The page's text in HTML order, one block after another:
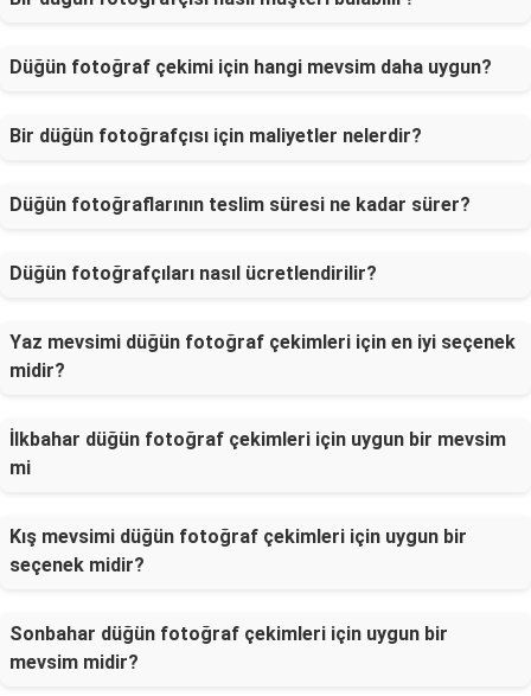
Düğün fotoğraf çekimi için hangi mevsim daha uygun?
Bir düğün fotoğrafçısı için maliyetler nelerdir?
Düğün fotoğraflarının teslim süresi ne kadar sürer?
Düğün fotoğrafçıları nasıl ücretlendirilir?
Yaz mevsimi düğün fotoğraf çekimleri için en iyi seçenek
midir?
İlkbahar düğün fotoğraf çekimleri için uygun bir mevsim
mi
Kış mevsimi düğün fotoğraf çekimleri için uygun bir
seçenek midir?
Sonbahar düğün fotoğraf çekimleri için uygun bir
mevsim midir?